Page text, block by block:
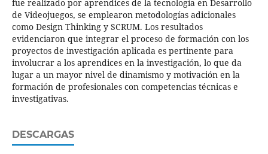
fue realizado por aprendices de la tecnología en Desarrollo
de Videojuegos, se emplearon metodologías adicionales
como Design Thinking y SCRUM. Los resultados
evidenciaron que integrar el proceso de formación con los
proyectos de investigación aplicada es pertinente para
involucrar a los aprendices en la investigación, lo que da
lugar a un mayor nivel de dinamismo y motivación en la
formación de profesionales con competencias técnicas e
investigativas.
DESCARGAS